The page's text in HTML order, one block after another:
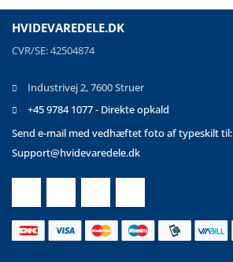
HVIDEVAREDELE.DK
CVR/SE: 42504874
Industrivej 2, 7600 Struer
+45 9784 1077 - Direkte opkald
Send e-mail med vedhæftet foto af typeskilt til:
Support@hvidevaredele.dk